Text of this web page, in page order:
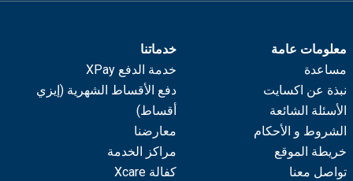
معلومات عامة
مساعدة
نبذة عن اكسايت
الأسئلة الشائعة
الشروط و الأحكام
خريطة الموقع
تواصل معنا
خدماتنا
خدمة الدفع XPay
دفع الأقساط الشهرية (إيزي
أقساط)
معارضنا
مراكز الخدمة
كفالة Xcare